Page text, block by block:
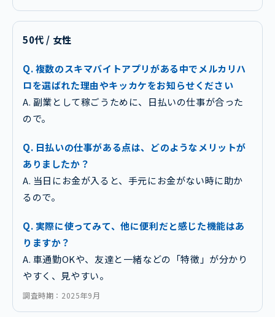
50代 / 女性
Q. 複数のスキマバイトアプリがある中でメルカリハ
ロを選ばれた理由やキッカケをお知らせください
A. 副業として稼ごうために、日払いの仕事が合った
ので。
Q. 日払いの仕事がある点は、どのようなメリットが
ありましたか？
A. 当日にお金が入ると、手元にお金がない時に助か
るので。
Q. 実際に使ってみて、他に便利だと感じた機能はあ
りますか？
A. 車通勤OKや、友達と一緒などの「特徴」が分かり
やすく、見やすい。
調査時期：2025年9月